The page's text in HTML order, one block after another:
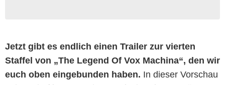
Jetzt gibt es endlich einen Trailer zur vierten
Staffel von „The Legend Of Vox Machina“, den wir
euch oben eingebunden haben. In dieser Vorschau